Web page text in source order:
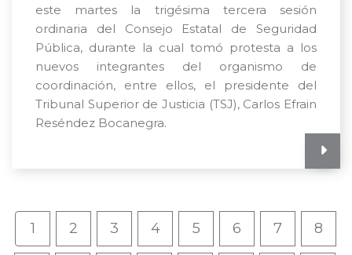
este martes la trigésima tercera sesión
ordinaria del Consejo Estatal de Seguridad
Pública, durante la cual tomó protesta a los
nuevos integrantes del organismo de
coordinación, entre ellos, el presidente del
Tribunal Superior de Justicia (TSJ), Carlos Efrain
Reséndez Bocanegra.
1 2 3 4 5 6 7 8